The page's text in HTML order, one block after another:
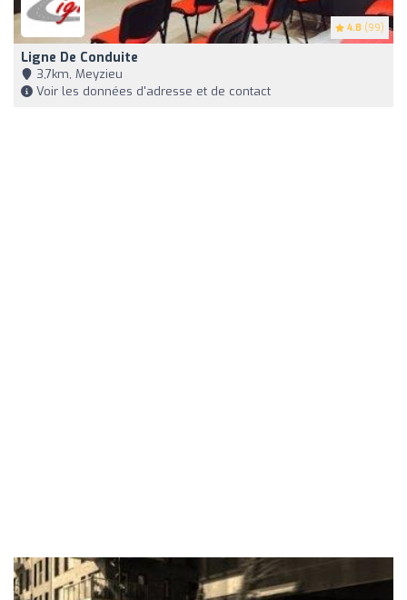
4.8 (99)
Ligne De Conduite
3,7km, Meyzieu
Voir les données d'adresse et de contact